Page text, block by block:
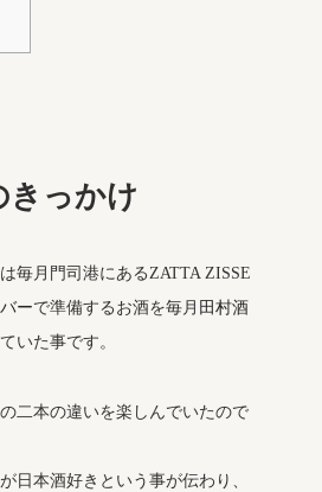
きっかけ
毎月門司港にあるZATTA ZISSE
ーで準備するお酒を毎月 田村酒
いた事です。
二本の違いを楽しんでいたので
日本酒好きという事が伝わり、